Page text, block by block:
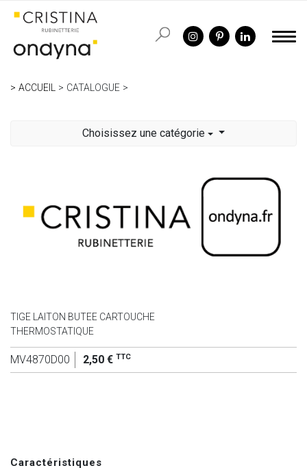
ACCUEIL CATALOGUE
Choisissez une catégorie
TIGE LAITON BUTEE CARTOUCHE
THERMOSTATIQUE
MV4870D00 2,50 € TTC
Caractéristiques